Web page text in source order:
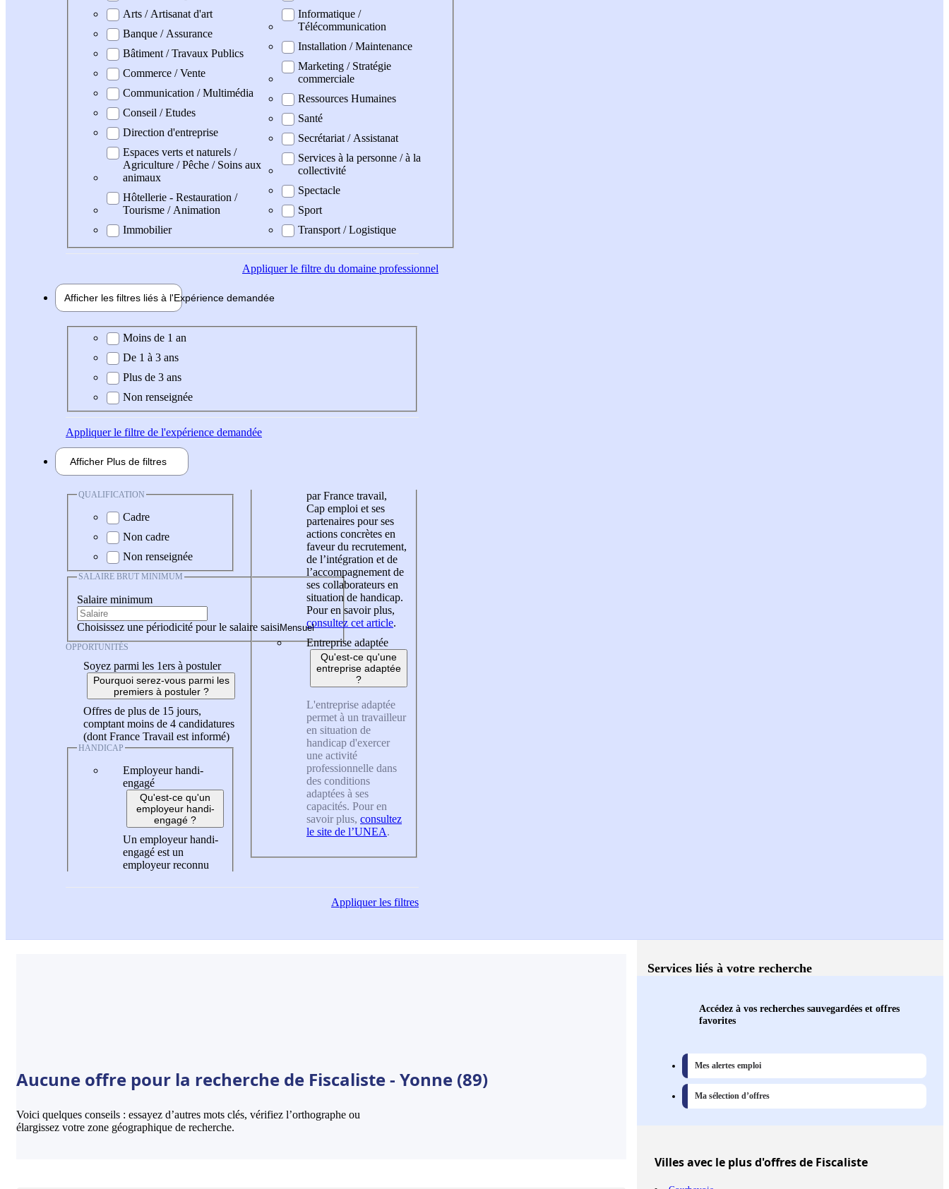
Arts / Artisanat d'art
Banque / Assurance
Bâtiment / Travaux Publics
Commerce / Vente
Communication / Multimédia
Conseil / Etudes
Direction d'entreprise
Espaces verts et naturels /
Agriculture / Pêche / Soins aux
animaux
Hôtellerie - Restauration /
Tourisme / Animation
Immobilier
Informatique /
Télécommunication
Installation / Maintenance
Marketing / Stratégie
commerciale
Ressources Humaines
Santé
Secrétariat / Assistanat
Services à la personne / à la
collectivité
Spectacle
Sport
Transport / Logistique
Appliquerle filtre du domaine professionnel
Afficher les filtres liés à l'Expérience demandée
Expérience demandée
Moins de 1 an
De 1 à 3 ans
Plus de 3 ans
Non renseignée
Appliquerle filtre de l'expérience demandée
Afficher Plus de filtres
QUALIFICATION
Cadre
Non cadre
Non renseignée
SALAIRE BRUT MINIMUM
Salaire minimum
Choisissez une périodicité pour le salaire saisi
OPPORTUNITÉS
Soyez parmi les 1ers à postuler
Pourquoi serez-vous parmi les
premiers à postuler ?
Offres de plus de 15 jours,
comptant moins de 4 candidatures
(dont France Travail est informé)
HANDICAP
Employeur handi-
engagé
Qu'est-ce qu'un
employeur handi-
engagé ?
Un employeur handi-
engagé est un
employeur reconnu
par France travail,
Cap emploi et ses
partenaires pour ses
actions concrètes en
faveur du recrutement,
de l’intégration et de
l’accompagnement de
ses collaborateurs en
situation de handicap.
Pour en savoir plus,
consultez cet article.
Entreprise adaptée
Qu'est-ce qu'une
entreprise adaptée
?
L'entreprise adaptée
permet à un travailleur
en situation de
handicap d'exercer
une activité
professionnelle dans
des conditions
adaptées à ses
capacités. Pour en
savoir plus, consultez
le site de l’UNEA.
Appliquerles filtres
Aucune offre pour la recherche de Fiscaliste - Yonne (89)
Voici quelques conseils : essayez d’autres mots clés, vérifiez l’orthographe ou
élargissez votre zone géographique de recherche.
Services liés à votre recherche
Accédez à vos recherches sauvegardées et offres
favorites
Mes alertes emploi
Ma sélection d’offres
Villesavec le plus d'offres de Fiscaliste